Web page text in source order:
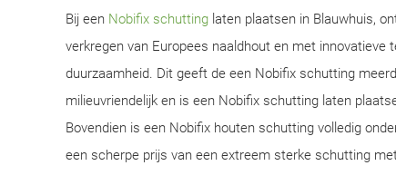
Bij een Nobifix schutting laten plaatsen in Blauwhuis,
verkregen van Europees naaldhout en met
duurzaamheid. Dit geeft de een Nobifix schutting
milieuvriendelijk en is een Nobifix schutting laten
Bovendien is een Nobifix houten schutting volledig
een scherpe prijs van een extreem sterke schutting